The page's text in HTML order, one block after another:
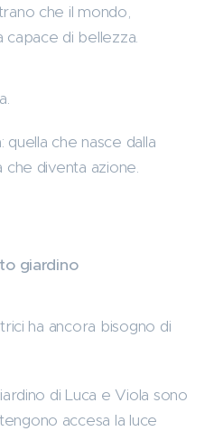
che il mondo,
di bellezza.
che nasce dalla
diventa azione.
giardino
ha ancora bisogno di
di Luca e Viola sono
accesa la luce